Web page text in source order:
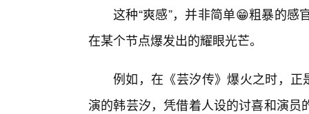
这种“爽感”，并非简单😁粗暴的
在某个节点爆发出的耀眼光芒。
例如，在《芸汐传》爆火之时，正
演的韩芸汐，凭借着人设的讨喜和演